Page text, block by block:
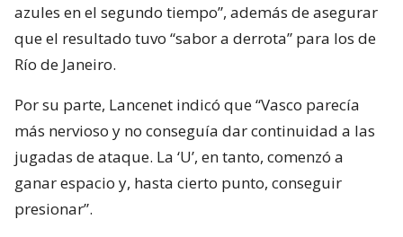
azules en el segundo tiempo”, además de asegurar
que el resultado tuvo “sabor a derrota” para los de
Río de Janeiro.
Por su parte, Lancenet indicó que “Vasco parecía
más nervioso y no conseguía dar continuidad a las
jugadas de ataque. La ‘U’, en tanto, comenzó a
ganar espacio y, hasta cierto punto, conseguir
presionar”.